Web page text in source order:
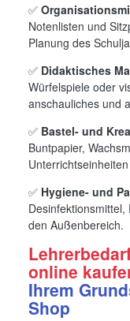
✅
Notenlisten und
Planung des
✅ Didaktisches
Würfelspiele oder
anschauliches und
✅ Bastel- und
Buntpapier,
✅ Hygiene- und
den Außenbereich.
online
Ihrem
Shop